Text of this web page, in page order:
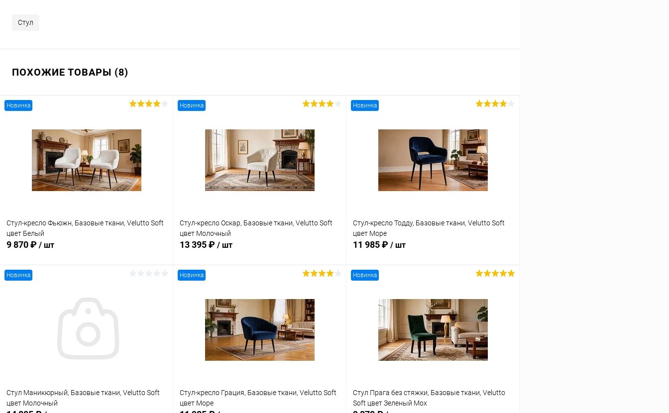
Стул
ПОХОЖИЕ ТОВАРЫ (8)
Новинка
Стул-кресло Фьюжн, Базовые ткани, Velutto Soft
цвет Белый
9 870 ₽ / шт
Новинка
Стул-кресло Оскар, Базовые ткани, Velutto Soft
цвет Молочный
13 395 ₽ / шт
Купить в 1 клик Сравнение
В избранное В наличии
Новинка
Стул-кресло Тодду, Базовые ткани, Velutto Soft
цвет Море
11 985 ₽ / шт
Купить в 1 клик Сравнение
В избранное В наличии
Новинка
Стул Маникюрный, Базовые ткани, Velutto Soft
цвет Молочный
Новинка
Стул-кресло Грация, Базовые ткани, Velutto Soft
цвет Море
Новинка
Стул Прага без стяжки, Базовые ткани, Velutto
Soft цвет Зеленый Мох